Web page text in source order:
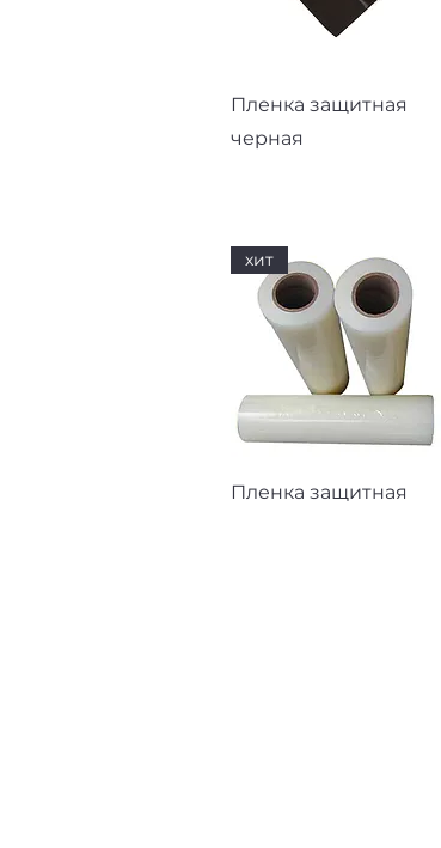
Быстрый просмотр
Пленка защитная
черная
Быстрый просмотр
хит
Пленка защитная